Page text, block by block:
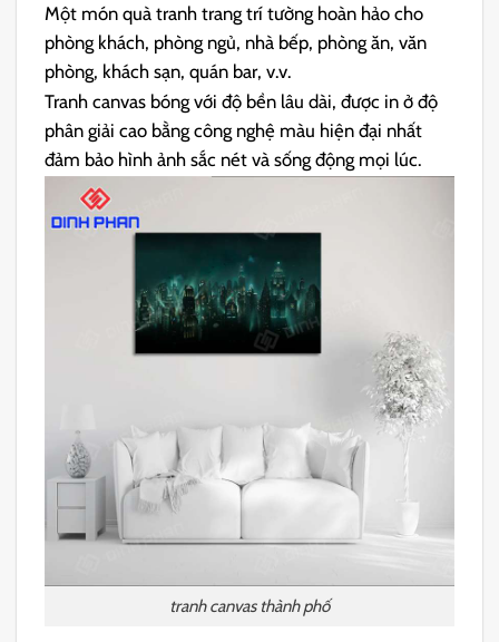
Một món quà tranh trang trí tường hoàn hảo cho
phòng khách, phòng ngủ, nhà bếp, phòng ăn, văn
phòng, khách sạn, quán bar, v.v.
Tranh canvas bóng với độ bền lâu dài, được in ở độ
phân giải cao bằng công nghệ màu hiện đại nhất
đảm bảo hình ảnh sắc nét và sống động mọi lúc.
tranh canvas thành phố